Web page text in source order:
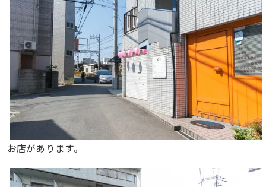
お店があります。